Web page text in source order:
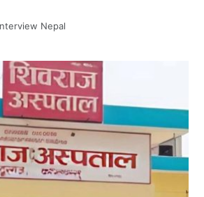
Nepal